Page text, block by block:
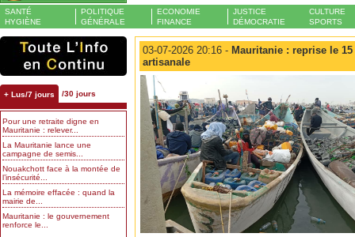
SANTÉ
HYGIÈNE
POLITIQUE
GÉNÉRALE
ECONOMIE
FINANCE
JUSTICE
DÉMOCRATIE
CULTURE
SPORTS
+ Lus/7 jours /30 jours
Pour une retraite digne en
Mauritanie : relever...
La Mauritanie lance une
campagne de semis...
Nouakchott face à la montée de
l’insécurité...
La mémoire effacée : quand la
mairie de...
Mauritanie : le gouvernement
renforce le...
03-07-2026 20:16 - Mauritanie : reprise le
artisanale